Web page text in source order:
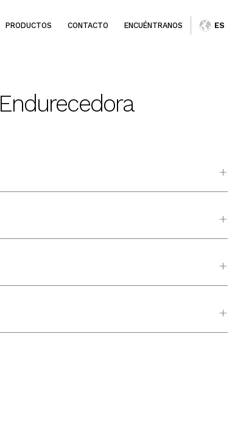
PRODUCTOS CONTACTO ENCUÉNTRANOS ES
+
+
+
+